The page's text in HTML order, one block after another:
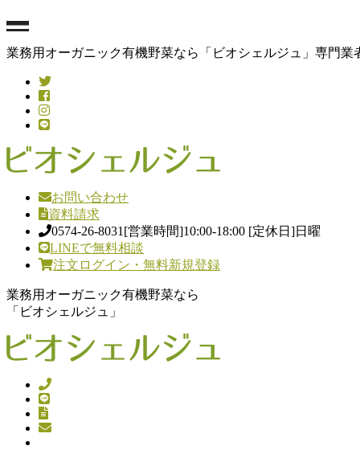
業務用オーガニック有機野菜なら「ビオシェルジュ」専門
お問い合わせ
資料請求
0574-26-8031 [営業時間]10:00-18:00 [定休日]日曜
LINEで無料相談
注文ログイン・無料新規登録
業務用オーガニック有機野菜なら
「ビオシェルジュ」